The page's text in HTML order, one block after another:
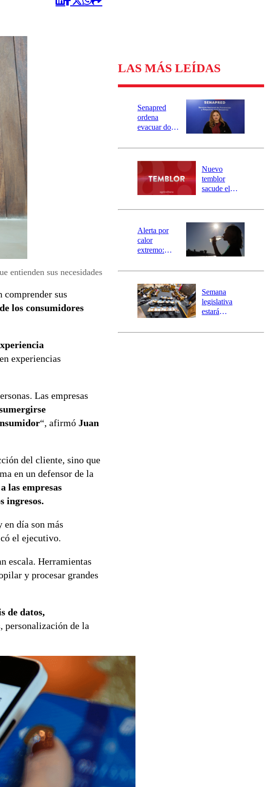
entienden sus necesidades
comprender sus
los consumidores
experiencias
Las empresas
“, afirmó Juan
del cliente, sino que
en un defensor de la
las empresas
ingresos.
en día son más
el ejecutivo.
escala. Herramientas
y procesar grandes
de datos,
personalización de la
LAS MÁS LEÍDAS
Senapred
ordena
evacuar dos
Carahue por
río Damas:
activa
mensajería
SAE
Nuevo
temblor
sacude el
revisa la
epicentro
Alerta por
calor
extremo:
activa Alerta
Preventiva en
tres comunas
Semana
legislativa
estará
el fin de la